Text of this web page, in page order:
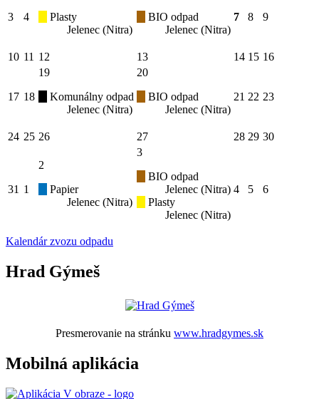
3 4
Plasty
Jelenec (Nitra)
BIO odpad
Jelenec (Nitra)
7 8 9
10 11 12 13 14 15 16
17 18
19
Komunálny odpad
Jelenec (Nitra)
20
BIO odpad
Jelenec (Nitra)
21 22 23
24 25 26 27 28 29 30
31 1
2
Papier
Jelenec (Nitra)
3
BIO odpad
Jelenec (Nitra)
Plasty
Jelenec (Nitra)
4 5 6
Kalendár zvozu odpadu
Hrad Gýmeš
Presmerovanie na stránku www.hradgymes.sk
Mobilná aplikácia